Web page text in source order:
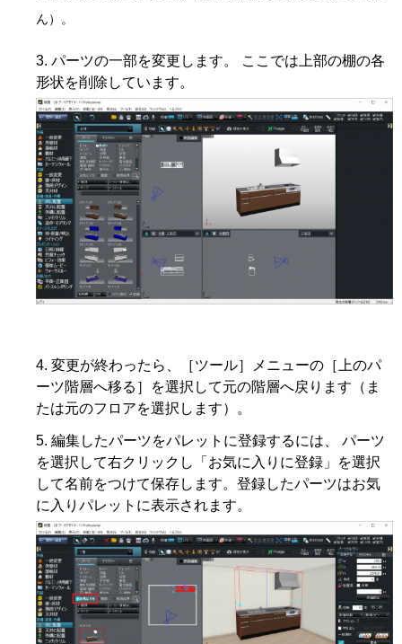
ん）。
パーツの一部を変更します。 ここでは上部の棚の各
形状を削除しています。
変更が終わったら、［ツール］メニューの［上のパ
ーツ階層へ移る］を選択して元の階層へ戻ります（ま
たは元のフロアを選択します）。
編集したパーツをパレットに登録するには、 パーツ
を選択して右クリックし「お気に入りに登録」を選択
して名前をつけて保存します。登録したパーツはお気
に入りパレットに表示されます。